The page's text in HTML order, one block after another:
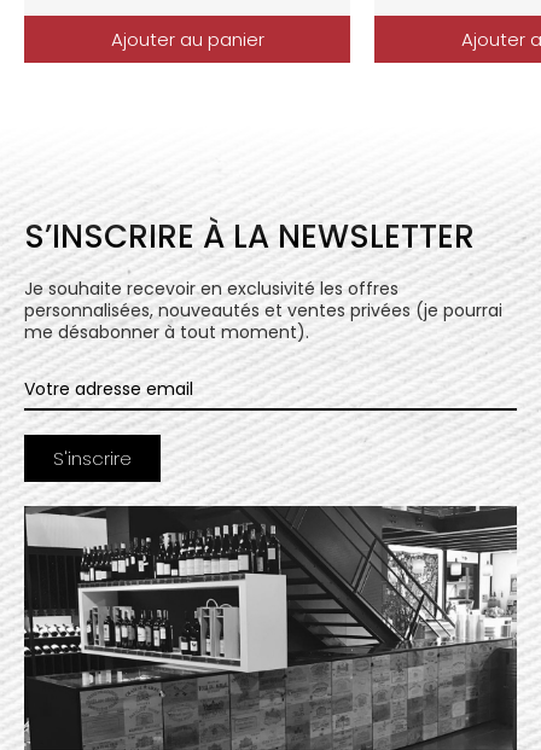
Ajouter au panier Ajouter
S’INSCRIRE À LA NEWSLETTER
Je souhaite recevoir en exclusivité les offres
personnalisées, nouveautés et ventes privées (je pourrai
me désabonner à tout moment).